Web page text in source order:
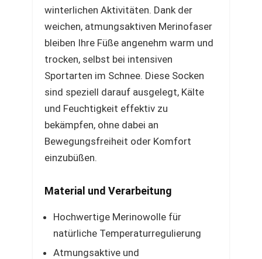
winterlichen Aktivitäten. Dank der
weichen, atmungsaktiven Merinofaser
bleiben Ihre Füße angenehm warm und
trocken, selbst bei intensiven
Sportarten im Schnee. Diese Socken
sind speziell darauf ausgelegt, Kälte
und Feuchtigkeit effektiv zu
bekämpfen, ohne dabei an
Bewegungsfreiheit oder Komfort
einzubüßen.
Material und Verarbeitung
Hochwertige Merinowolle für
natürliche Temperaturregulierung
Atmungsaktive und